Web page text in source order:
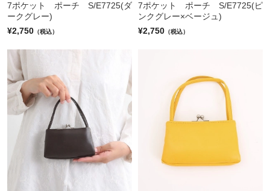
7ポケット ポーチ S/E7725(ダ
ークグレー)
¥2,750 （税込）
7ポケット ポーチ S/E7725(ピ
ンクグレー×ベージュ)
¥2,750 （税込）